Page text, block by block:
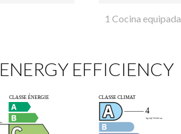
1 Cocina equipada
ENERGY EFFICIENCY